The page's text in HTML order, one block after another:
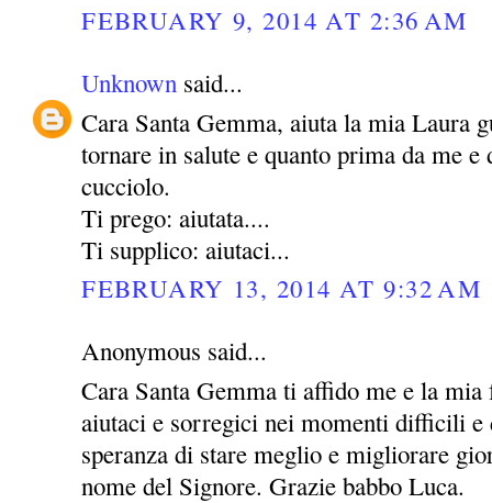
FEBRUARY 9, 2014 AT 2:36 AM
Unknown said...
Cara Santa Gemma, aiuta la mia Laura
tornare in salute e quanto prima da me
cucciolo.
Ti prego: aiutata....
Ti supplico: aiutaci...
FEBRUARY 13, 2014 AT 9:32 AM
Anonymous said...
Cara Santa Gemma ti affido me e la
aiutaci e sorregici nei momenti difficili e
speranza di stare meglio e migliorare
nome del Signore. Grazie babbo Luca.